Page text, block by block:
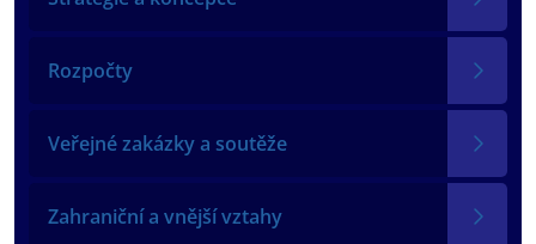
Rozpočty
Veřejné zakázky a soutěže
Zahraniční a vnější vztahy